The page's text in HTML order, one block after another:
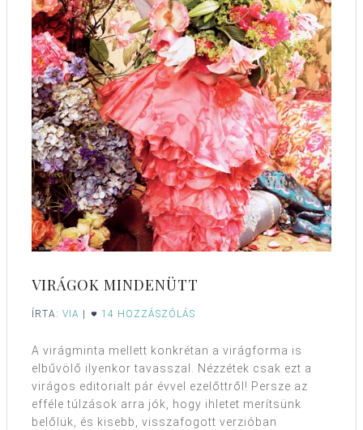
VIRÁGOK MINDENÜTT
ÍRTA: VIA 14 HOZZÁSZÓLÁS
A virágminta mellett konkrétan a virágforma is
elbűvölő ilyenkor tavasszal. Nézzétek csak ezt a
virágos editorialt pár évvel ezelőttről! Persze az
efféle túlzások arra jók, hogy ihletet merítsünk
belőlük, és kisebb, visszafogott verzióban